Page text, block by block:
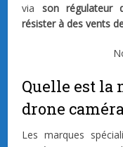
via son régulateur
résister à des vents
Quelle est la
drone
Les marques